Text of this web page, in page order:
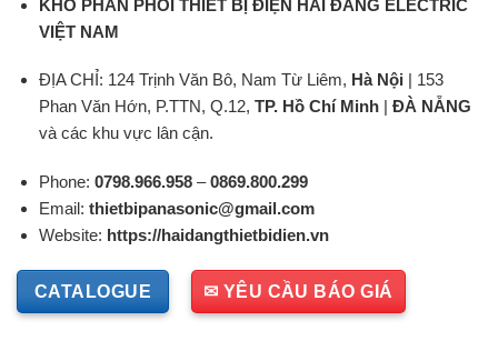
KHO PHÂN PHỐI THIẾT BỊ ĐIỆN HẢI ĐĂNG ELECTRIC
VIỆT NAM
ĐỊA CHỈ: 124 Trịnh Văn Bô, Nam Từ Liêm, Hà Nội | 153
Phan Văn Hớn, P.TTN, Q.12, TP. Hồ Chí Minh| ĐÀ NẴNG
và các khu vực lân cận.
Phone: 0798.966.958–0869.800.299
Email: thietbipanasonic@gmail.com
Website: https://haidangthietbidien.vn
CATALOGUE ✉ YÊU CẦU BÁO GIÁ